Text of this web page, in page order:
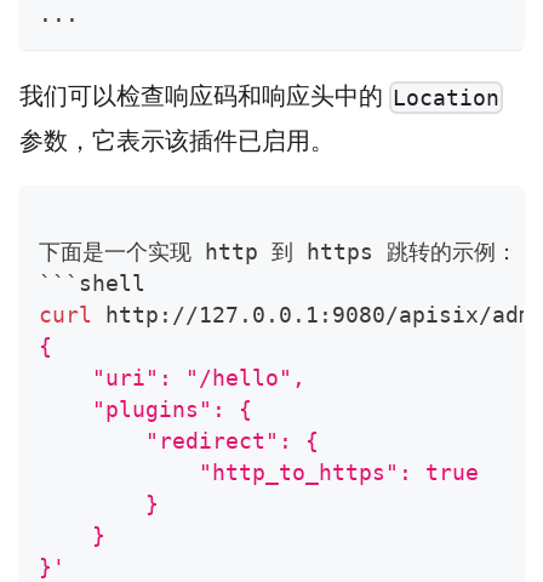
.. .
我们可以检查响应码和响应头中的 Location
参数，它表示该插件已启用。
下面是一个实现 http 到 https 跳转的示例：
```shell
curl http://127.0.0.1:9080/apisix/
{
    "uri": "/hello",
    "plugins": {
        "redirect": {
            "http_to_https": true
        }
    }
}'